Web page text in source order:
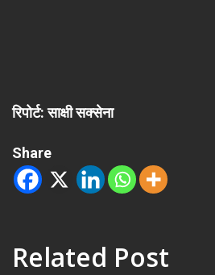
रिपोर्ट: साक्षी सक्सेना
Share
Related Post